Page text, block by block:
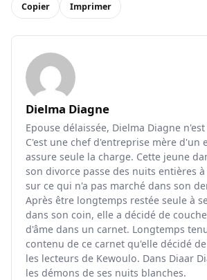
Copier Imprimer
Dielma Diagne
Epouse délaissée, Dielma Diagne
C'est une chef d'entreprise mère d'un
assure seule la charge. Cette jeune
son divorce passe des nuits entières
sur ce qui n'a pas marché dans son
Après être longtemps restée seule à
dans son coin, elle a décidé de
d'âme dans un carnet. Longtemps
contenu de ce carnet qu'elle décidé
les lecteurs de Kewoulo. Dans Diaar
les démons de ses nuits blanches.